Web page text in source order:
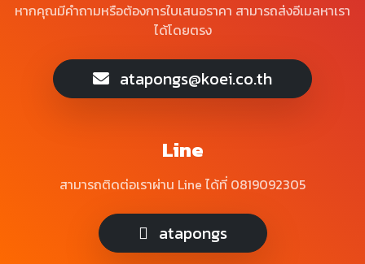
หากคุณมีคำถามหรือต้องการใบเสนอราคา สามารถส่งอีเมลหาเรา
ได้โดยตรง
atapongs@koei.co.th
Line
สามารถติดต่อเราผ่าน Line ได้ที่ 0819092305
atapongs